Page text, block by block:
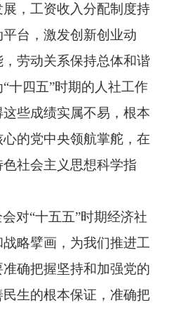
，工资收入分配制度持
台，激发创新创业动
劳动关系保持总体和谐
十四五”时期的人社工作
些成绩实属不易，根本
的党中央领航掌舵，在
社会主义思想科学指
会对“十五五”时期经济社
略擘画，为我们推进工
确把握坚持和加强党的
生的根本保证，准确把